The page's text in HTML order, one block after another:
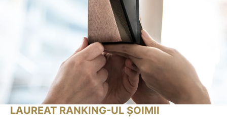
LAUREAT RANKING-UL ȘOIMII